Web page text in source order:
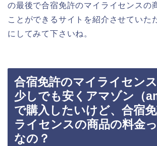
の最後で合宿免許のマイライセンスの
ことができるサイトを紹介させていた
にしてみて下さいね。
合宿免許のマイライセン
少しでも安くアマゾン（
で購入したいけど、合宿
ライセンスの商品の料金
なの？